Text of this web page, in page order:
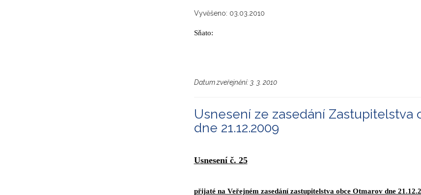
Vyvěšeno: 03.03.2010
Sňato:
Datum zveřejnění: 3. 3. 2010
Usnesení ze zasedání Zastupitelstva
dne 21.12.2009
Usnesení č. 25
přijaté na Veřejném zasedání zastupitelstva obce Otmarov dne